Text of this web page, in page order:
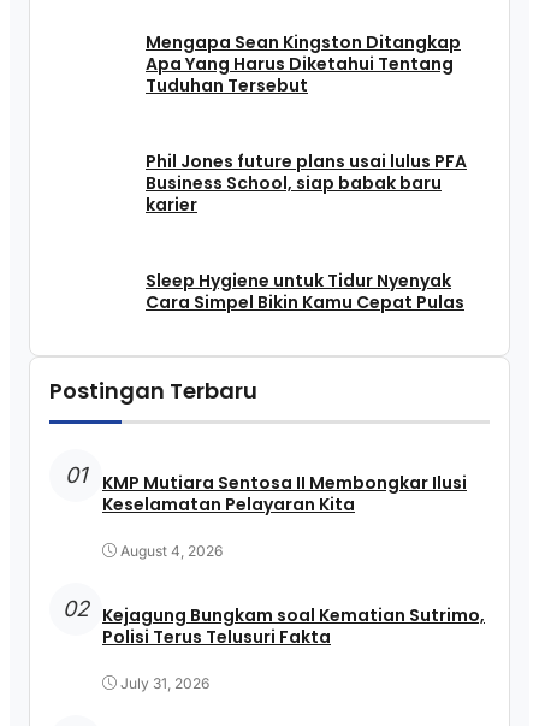
Mengapa Sean Kingston Ditangkap
Apa Yang Harus Diketahui Tentang
Tuduhan Tersebut
Phil Jones future plans usai lulus PFA
Business School, siap babak baru
karier
Sleep Hygiene untuk Tidur Nyenyak
Cara Simpel Bikin Kamu Cepat Pulas
Postingan Terbaru
01
KMP Mutiara Sentosa II Membongkar Ilusi
Keselamatan Pelayaran Kita
August 4, 2026
02 Kejagung Bungkam soal Kematian Sutrimo,
Polisi Terus Telusuri Fakta
July 31, 2026